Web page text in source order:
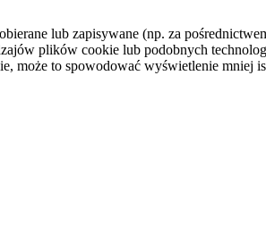
lub zapisywane (np. za
plików cookie lub podobnych
może to spowodować wyświetlenie mniej